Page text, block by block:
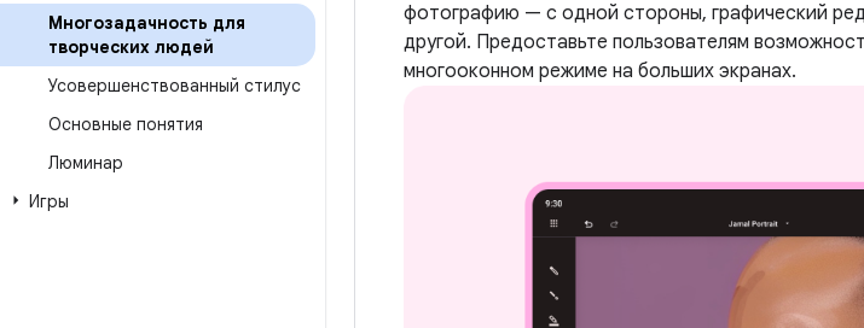
Многозадачность для
творческих людей
Усовершенствованный стилус
Основные понятия
Люминар
Игры
фотографию — с одной стороны, графический
другой. Предоставьте пользователям
многооконном режиме на больших экранах.